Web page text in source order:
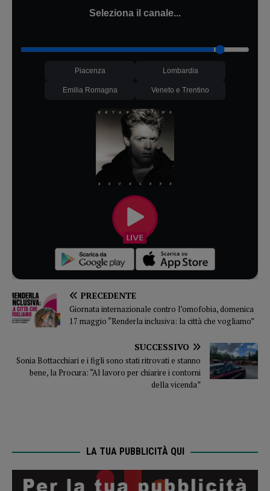
Seleziona il canale...
Piacenza Lombardia
Emilia Romagna Veneto e Trentino
PRECEDENTE
Giornata internazionale contro l’omofobia, domenica
17 maggio “Renderla inclusiva: la città che vogliamo”
SUCCESSIVO
Sonia Bottacchiari e i figli sono stati ritrovati e stanno
bene, la Procura: “Al lavoro per chiarire i contorni
della vicenda”
LA TUA PUBBLICITÀ QUI